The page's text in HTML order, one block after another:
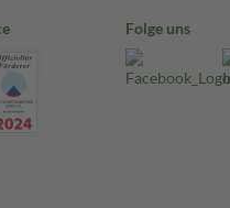
Folge uns